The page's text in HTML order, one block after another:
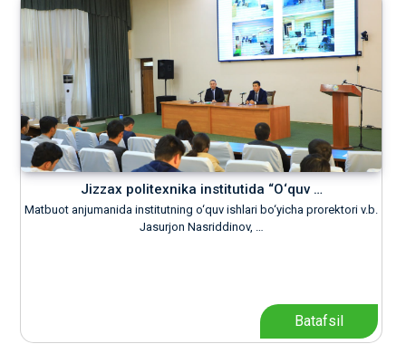
Jizzax politexnika institutida “O‘quv …
Matbuot anjumanida institutning o‘quv ishlari bo‘yicha prorektori v.b.
Jasurjon Nasriddinov, …
Batafsil